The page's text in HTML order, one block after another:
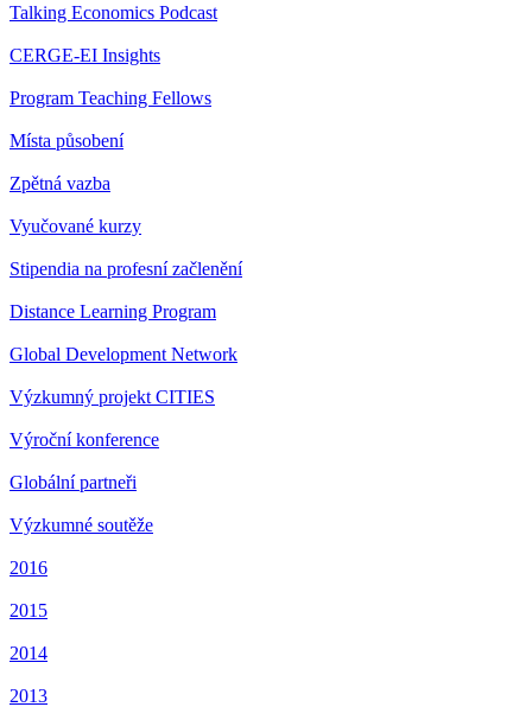
Talking Economics Podcast
CERGE-EI Insights
Program Teaching Fellows
Místa působení
Zpětná vazba
Vyučované kurzy
Stipendia na profesní začlenění
Distance Learning Program
Global Development Network
Výzkumný projekt CITIES
Výroční konference
Globální partneři
Výzkumné soutěže
2016
2015
2014
2013